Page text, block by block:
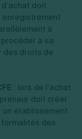
doit
enregistrement
à
à sa
des droits de
: lors de l’achat
doit créer
un établissement
des